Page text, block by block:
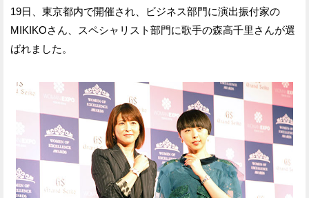
す
る
す
る
19日、東京都内で開催され、ビジネス部門に演出振付家の
MIKIKOさん、スペシャリスト部門に歌手の森高千里さんが選
ばれました。